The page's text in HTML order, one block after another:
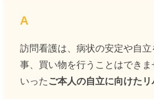
訪問看護は、病状の安定や自
事、買い物を行うことはでき
いった ご本人の自立に向けた